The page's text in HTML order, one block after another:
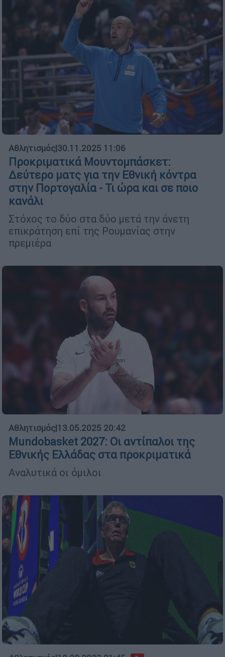
Αθλητισμός|30.11.2025 11:06
Προκριματικά Μουντομπάσκετ:
Δεύτερο ματς για την Εθνική κόντρα
στην Πορτογαλία - Τι ώρα και σε ποιο
κανάλι
Στόχος το δύο στα δύο μετά την άνετη
επικράτηση επί της Ρουμανίας στην
πρεμιέρα
Αθλητισμός|13.05.2025 20:42
Mundobasket 2027: Οι αντίπαλοι της
Εθνικής Ελλάδας στα προκριματικά
Αναλυτικά οι όμιλοι